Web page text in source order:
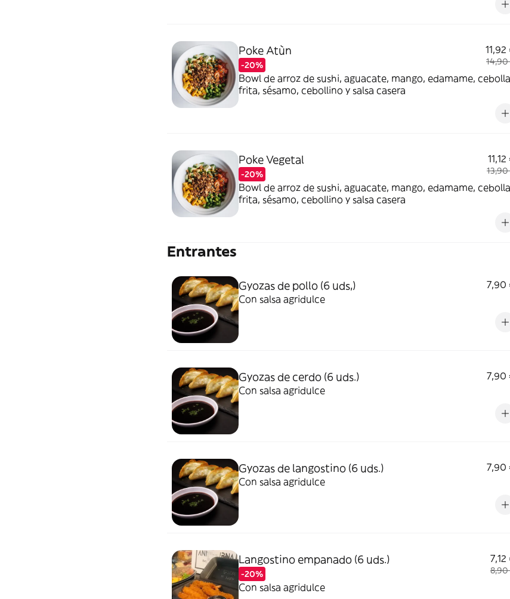
Poke Atùn
-20%
11,92
14,90
Bowl de arroz de sushi, aguacate, mango, edamame, cebolla
frita, sésamo, cebollino y salsa casera
Poke Vegetal
-20% 13,90
Bowl de arroz de sushi, aguacate, mango, edamame, cebolla
frita, sésamo, cebollino y salsa casera
Entrantes
Gyozas de pollo (6 uds,)
7,90
Con salsa agridulce
Gyozas de cerdo (6 uds.)
7,90
Con salsa agridulce
Gyozas de langostino (6 uds.)
7,90
Con salsa agridulce
Langostino empanado (6 uds.)
-20%
7,12
8,90
Con salsa agridulce